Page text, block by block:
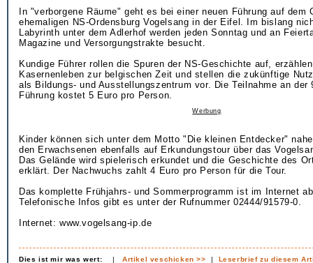
In "verborgene Räume" geht es bei einer neuen Führung auf dem
ehemaligen NS-Ordensburg Vogelsang in der Eifel. Im bislang
Labyrinth unter dem Adlerhof werden jeden Sonntag und an
Magazine und Versorgungstrakte besucht.
Kundige Führer rollen die Spuren der NS-Geschichte auf,
Kasernenleben zur belgischen Zeit und stellen die zukünftige
als Bildungs- und Ausstellungszentrum vor. Die Teilnahme an der
Führung kostet 5 Euro pro Person.
Werbung
Kinder können sich unter dem Motto "Die kleinen Entdecker"
den Erwachsenen ebenfalls auf Erkundungstour über das
Das Gelände wird spielerisch erkundet und die Geschichte des
erklärt. Der Nachwuchs zahlt 4 Euro pro Person für die Tour.
Das komplette Frühjahrs- und Sommerprogramm ist im Internet
Telefonische Infos gibt es unter der Rufnummer 02444/91579-0.
Internet: www.vogelsang-ip.de
Dies ist mir was wert: |Artikel veschicken >> | Leserbrief zu diesem